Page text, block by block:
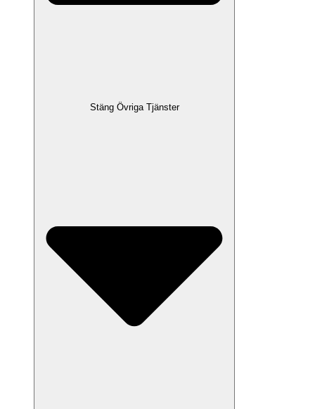
Stäng Övriga Tjänster